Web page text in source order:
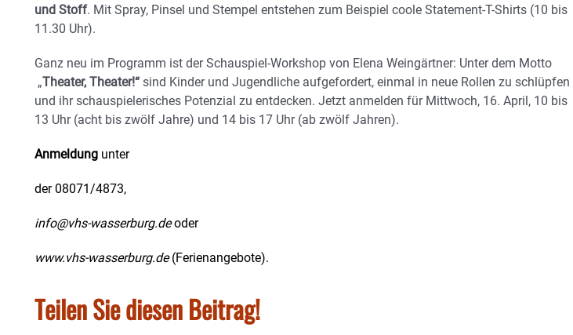
und Stoff. Mit Spray, Pinsel und Stempel entstehen zum Beispiel coole Statement-T-Shirts (10 bis
11.30 Uhr).
Ganz neu im Programm ist der Schauspiel-Workshop von Elena Weingärtner: Unter dem Motto
„Theater, Theater!“ sind Kinder und Jugendliche aufgefordert, einmal in neue Rollen zu schlüpfen
und ihr schauspielerisches Potenzial zu entdecken. Jetzt anmelden für Mittwoch, 16. April, 10 bis
13 Uhr (acht bis zwölf Jahre) und 14 bis 17 Uhr (ab zwölf Jahren).
Anmeldung unter
der 08071/4873,
info@vhs-wasserburg.deoder
www.vhs-wasserburg.de(Ferienangebote).
Teilen Sie diesen Beitrag!